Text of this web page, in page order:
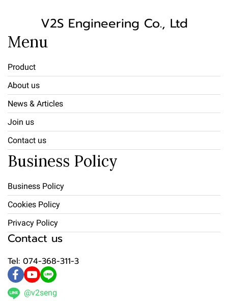
V2S Engineering Co., Ltd
Menu
Product
About us
News & Articles
Join us
Contact us
Business Policy
Business Policy
Cookies Policy
Privacy Policy
Contact us
Tel: 074-368-311-3
@v2seng